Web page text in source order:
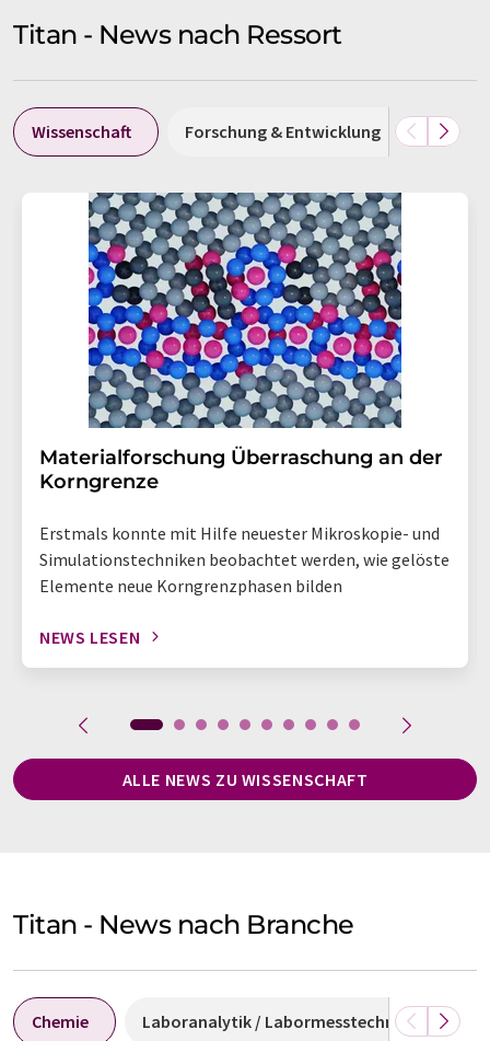
Titan - News nach Ressort
Wissenschaft Forschung & Entwicklung
Materialforschung Überraschung an der
Korngrenze
Erstmals konnte mit Hilfe neuester Mikroskopie- und
Simulationstechniken beobachtet werden, wie gelöste
Elemente neue Korngrenzphasen bilden
NEWS LESEN
ALLE NEWS ZU WISSENSCHAFT
Titan - News nach Branche
Chemie Laboranalytik / Labormesstechnik